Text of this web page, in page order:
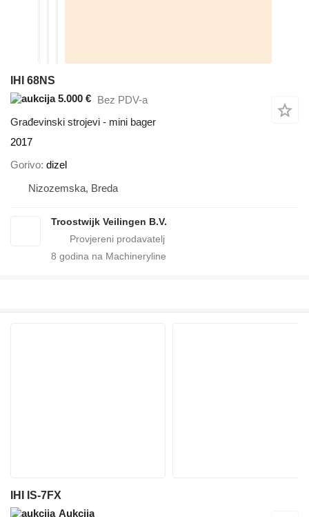
IHI 68NS
5.000 € Bez PDV-a
Građevinski strojevi - mini bager
2017
Gorivo dizel
Nizozemska, Breda
Troostwijk Veilingen B.V.
8 godina na Machineryline
IHI IS-7FX
Aukcija